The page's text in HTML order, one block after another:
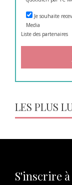
Je souhaite
Media
Liste des partenaires
LES PLUS
S'inscrire